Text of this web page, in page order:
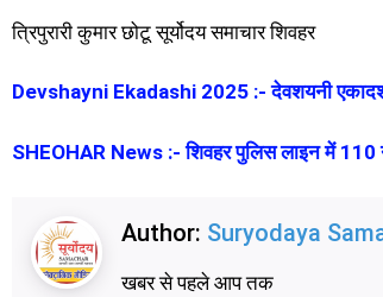
त्रिपुरारी कुमार छोटू सूर्योदय समाचार शिवहर
Devshayni Ekadashi 2025 :- देवशयनी
SHEOHAR News :- शिवहर पुलिस लाइन में 110
Author: Suryodaya
खबर से पहले आप तक